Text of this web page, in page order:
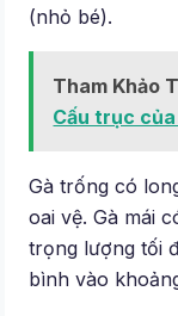
(nhỏ bé).
Tham Khảo
Cấu trục
Gà trống có
oai vệ. Gà mái
trọng lượng tối
bình vào